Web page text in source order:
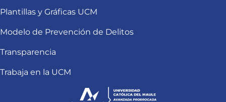
Plantillas y Gráficas UCM
Modelo de Prevención de Delitos
Transparencia
Trabaja en la UCM